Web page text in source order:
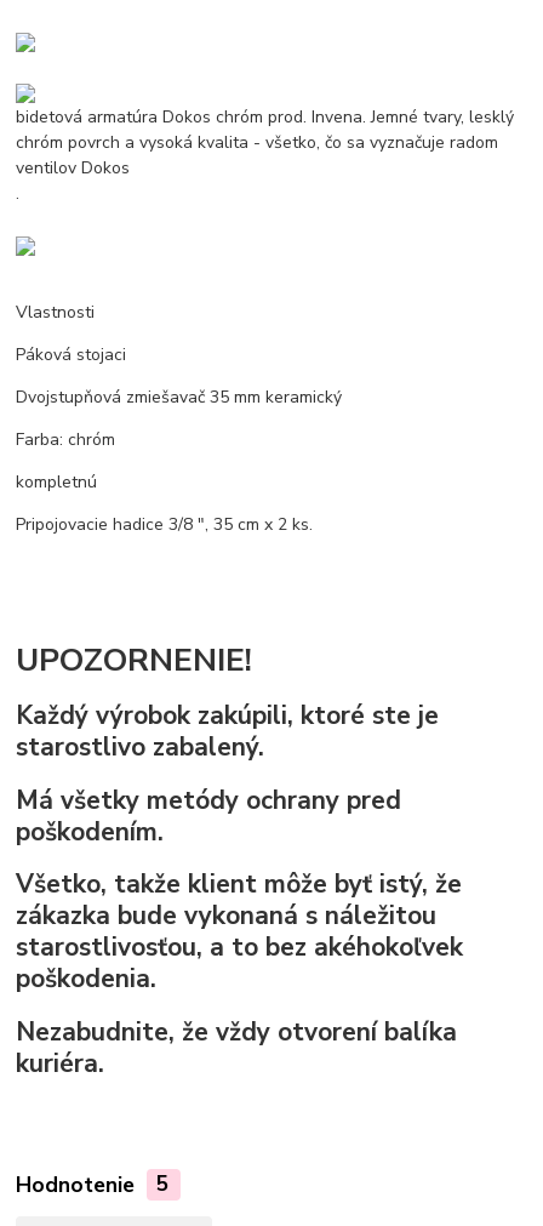
bidetová armatúra Dokos chróm prod. Invena. Jemné tvary, lesklý
chróm povrch a vysoká kvalita - všetko, čo sa vyznačuje radom
ventilov Dokos
.
Vlastnosti
Páková stojaci
Dvojstupňová zmiešavač 35 mm keramický
Farba: chróm
kompletnú
Pripojovacie hadice 3/8 ", 35 cm x 2 ks.
UPOZORNENIE!
Každý výrobok zakúpili, ktoré ste je
starostlivo zabalený.
Má všetky metódy ochrany pred
poškodením.
Všetko, takže klient môže byť istý, že
zákazka bude vykonaná s náležitou
starostlivosťou, a to bez akéhokoľvek
poškodenia.
Nezabudnite, že vždy otvorení balíka
kuriéra.
Hodnotenie 5